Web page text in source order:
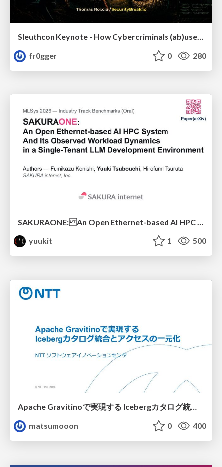
Sleuthcon Keynote - How Cybercriminals (ab)use AI
fr0gger
0 280
yuukit
1 500
Apache Gravitinoで実現する Icebergカタログ統合とアクセスの一元化
matsumooon
0 400